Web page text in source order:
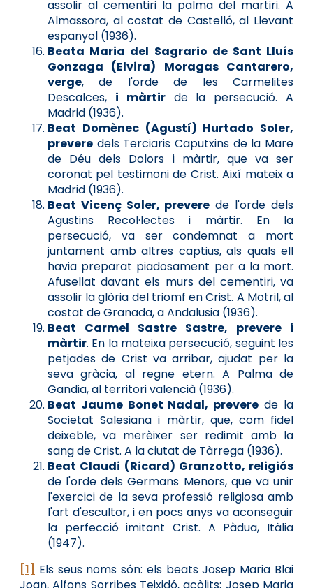
assolir al cementiri la palma del martiri. A
Almassora, al costat de Castelló, al Llevant
espanyol (1936).
Beata Maria del Sagrario de Sant Lluís
Gonzaga (Elvira) Moragas Cantarero,
verge, de l'orde de les Carmelites
Descalces, i màrtirde la persecució. A
Madrid (1936).
Beat Domènec (Agustí) Hurtado Soler,
prevere dels Terciaris Caputxins de la Mare
de Déu dels Dolors i màrtir, que va ser
coronat pel testimoni de Crist. Així mateix a
Madrid (1936).
Beat Vicenç Soler, prevere de l'orde dels
Agustins Recol·lectes i màrtir. En la
persecució, va ser condemnat a mort
juntament amb altres captius, als quals ell
havia preparat piadosament per a la mort.
Afusellat davant els murs del cementiri, va
assolir la glòria del triomf en Crist. A Motril, al
costat de Granada, a Andalusia (1936).
Beat Carmel Sastre Sastre, prevere i
màrtir. En la mateixa persecució, seguint les
petjades de Crist va arribar, ajudat per la
seva gràcia, al regne etern. A Palma de
Gandia, al territori valencià (1936).
Beat Jaume Bonet Nadal, prevere de la
Societat Salesiana i màrtir, que, com fidel
deixeble, va merèixer ser redimit amb la
sang de Crist. A la ciutat de Tàrrega (1936).
Beat Claudi (Ricard) Granzotto, religiós
de l'orde dels Germans Menors, que va unir
l'exercici de la seva professió religiosa amb
l'art d'escultor, i en pocs anys va aconseguir
la perfecció imitant Crist. A Pàdua, Itàlia
(1947).
[1] Els seus noms són: els beats Josep Maria Blai